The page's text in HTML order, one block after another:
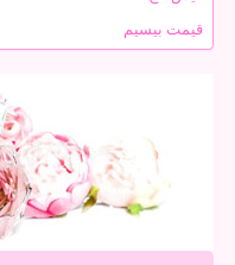
قیمت بیسیم